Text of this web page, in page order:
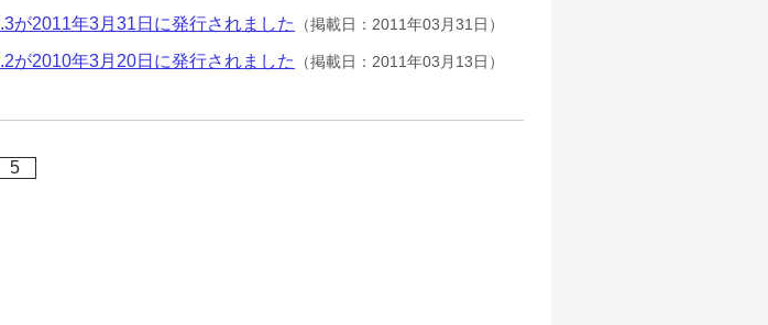
が2011年3月31日に発行されました （掲載日：2011年03月31日）
が2010年3月20日に発行されました （掲載日：2011年03月13日）
5